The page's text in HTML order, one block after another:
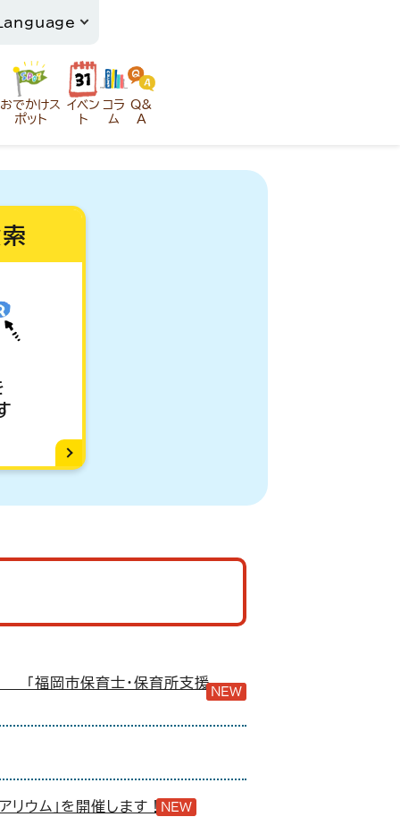
おでかけス
ポット
イベン
ト
コラ
ム
Q&
A
岡市保育士・保育所支援
NEW
ウム」を開催します！NEW